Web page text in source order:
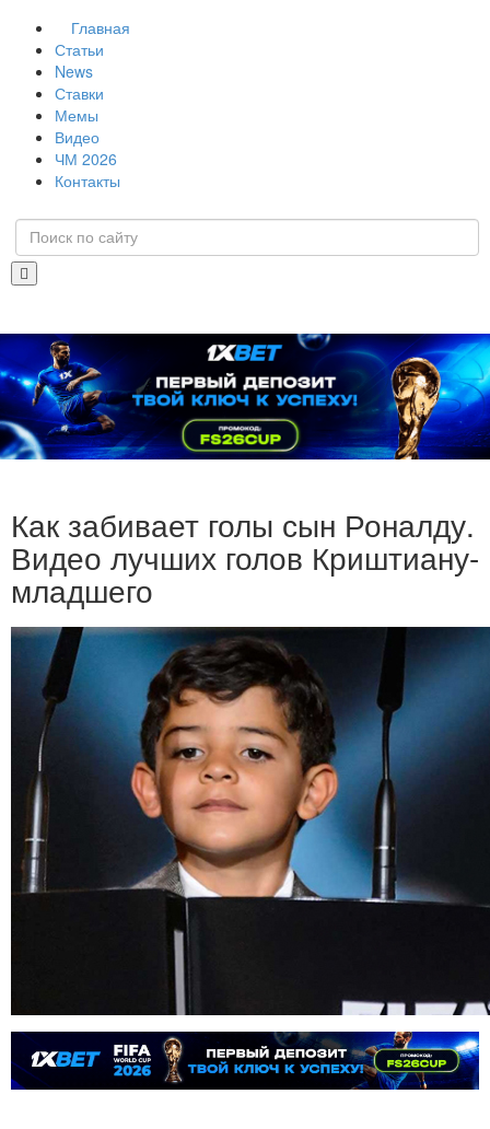
Главная
Статьи
News
Ставки
Мемы
Видео
ЧМ 2026
Контакты
Как забивает голы сын Роналду.
Видео лучших голов Криштиану-
младшего